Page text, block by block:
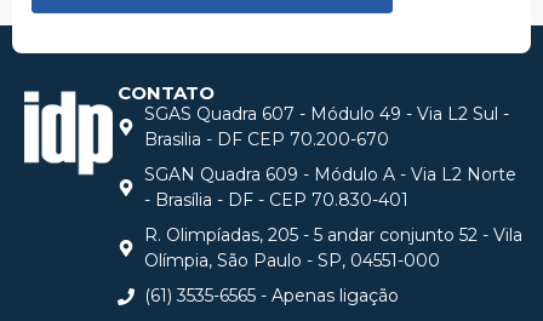
CONTATO
SGAS Quadra 607 - Módulo 49 - Via L2 Sul -
Brasilia - DF CEP 70.200-670
SGAN Quadra 609 - Módulo A - Via L2 Norte
- Brasília - DF - CEP 70.830-401
R. Olimpíadas, 205 - 5 andar conjunto 52 - Vila
Olímpia, São Paulo - SP, 04551-000
(61) 3535-6565 - Apenas ligação